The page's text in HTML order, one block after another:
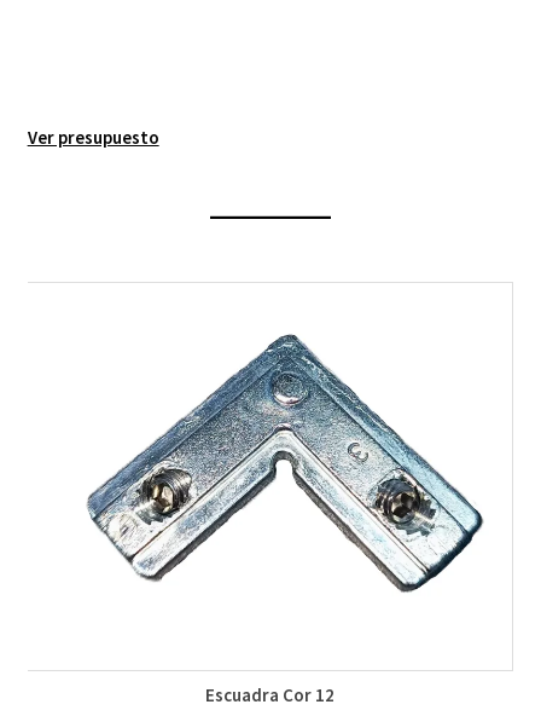
Ver presupuesto
Escuadra Cor 12